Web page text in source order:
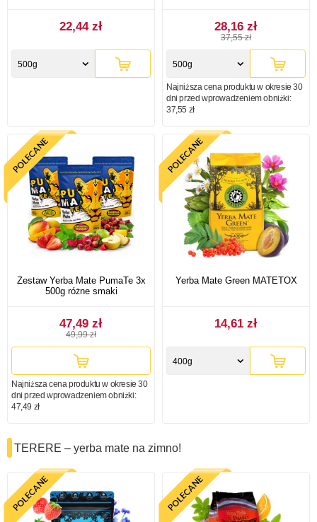
22,44 zł
500g
28,16 zł
37,55 zł
500g
Najniższa cena produktu w okresie 30
dni przed wprowadzeniem obniżki:
37,55 zł
Zestaw Yerba Mate PumaTe 3x
500g różne smaki
47,49 zł
49,99 zł
Najniższa cena produktu w okresie 30
dni przed wprowadzeniem obniżki:
47,49 zł
Yerba Mate Green MATETOX
14,61 zł
400g
TERERE – yerba mate na zimno!